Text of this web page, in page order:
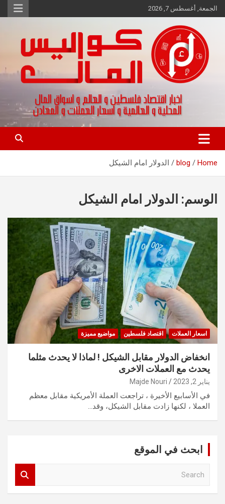
Skip
to
الجمعة, أغسطس 7, 2026
كواليس المال
اخبار اقتصاد فلسطين و العالم و تقارير اسواق المال و العملات
Home
blog الدولار امام الشيكل
الوسم: الدولار امام الشيكل
اسعار العملات اقتصاد فلسطين مواضيع مميزة
انخفاض الدولار مقابل الشيكل ! لماذا لا يحدث مثلما
يحدث مع العملات الاخرى
يناير 2, 2023 Majde Nouri
في الأسابيع الأخيرة ، تراجعت العملة الأمريكية مقابل معظم
العملا ، لكنها زادت مقابل الشيكل، وقد…
ابحث في الموقع